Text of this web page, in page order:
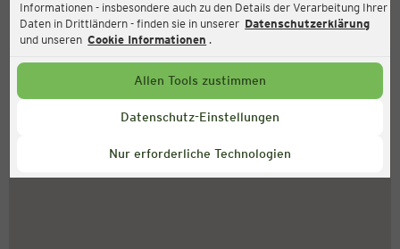
Informationen - insbesondere auch zu den Details der Verarbeitung Ihrer
Daten in Drittländern - finden sie in unserer Datenschutzerklärung
und unseren Cookie Informationen .
Allen Tools zustimmen
Datenschutz-Einstellungen
Nur erforderliche Technologien